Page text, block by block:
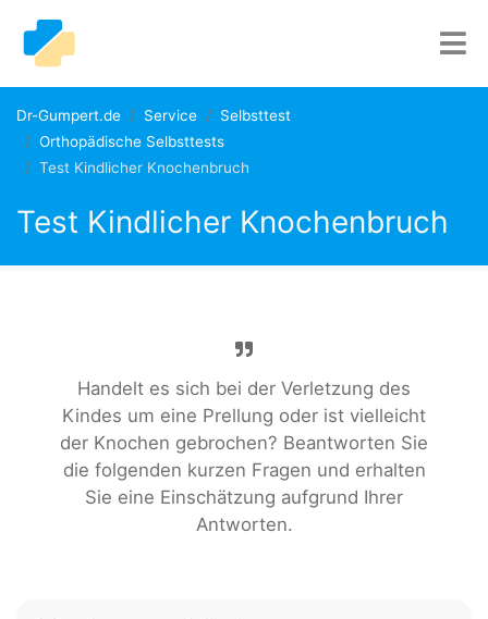
Dr-Gumpert.de Service
Selbsttest
Orthopädische Selbsttests
Test Kindlicher Knochenbruch
Test Kindlicher Knochenbruch
Handelt es sich bei der Verletzung des
Kindes um eine Prellung oder ist vielleicht
der Knochen gebrochen? Beantworten Sie
die folgenden kurzen Fragen und erhalten
Sie eine Einschätzung aufgrund Ihrer
Antworten.